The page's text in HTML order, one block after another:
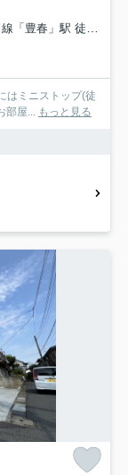
豊春」駅 徒歩30分
はミニストップ(徒
屋...
もっと見る